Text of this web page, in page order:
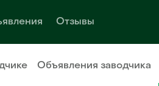
Отзывы
Объявлениязаводчика